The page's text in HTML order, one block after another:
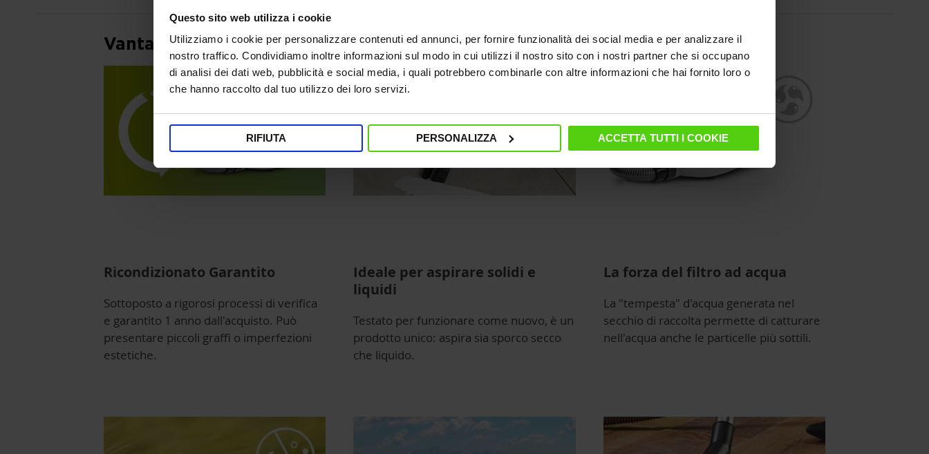
Questo sito web utilizza i cookie
Utilizziamo i cookie per personalizzare contenuti ed annunci, per fornire funzionalità dei social media e per analizzare il
nostro traffico. Condividiamo inoltre informazioni sul modo in cui utilizzi il nostro sito con i nostri partner che si occupano
di analisi dei dati web, pubblicità e social media, i quali potrebbero combinarle con altre informazioni che hai fornito loro o
che hanno raccolto dal tuo utilizzo dei loro servizi.
RIFIUTA PERSONALIZZA ACCETTA TUTTI I COOKIE
Vantaggi e Caratteristiche
Ricondizionato Garantito
Sottoposto a rigorosi processi di verifica
e garantito 1 anno dall'acquisto. Può
presentare piccoli graffi o imperfezioni
estetiche.
Ideale per aspirare solidi e
liquidi
Testato per funzionare come nuovo, è un
prodotto unico: aspira sia sporco secco
che liquido.
La forza del filtro ad acqua
La "tempesta" d'acqua generata nel
secchio di raccolta permette di catturare
nell'acqua anche le particelle più sottili.